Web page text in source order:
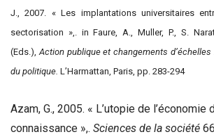
J., 2007. « Les implantations universitaires
sectorisation »,. in Faure, A., Muller, P., S.
(Eds.), Action publique et changements
du politique. L’Harmattan, Paris, pp. 283-294
Azam, G., 2005. « L’utopie de l’économie
connaissance »,. Sciences de la société